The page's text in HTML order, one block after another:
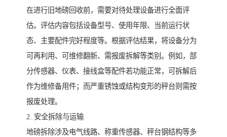
在进行旧地磅回收前，需要对待处理设备进行全面评
估。评估内容包括设备型号、使用年限、当前运行状
态、主要配件完好程度等。根据评估结果，将设备分为
可再利用、可维修翻新、需报废拆解等类别。例如，部
分传感器、仪表、接线盒等配件若功能正常，可拆解后
作为维修备用件；而严重锈蚀或结构变形的秤台则需按
报废处理。
2. 安全拆除与运输
地磅拆除涉及电气线路、称重传感器、秤台钢结构等多